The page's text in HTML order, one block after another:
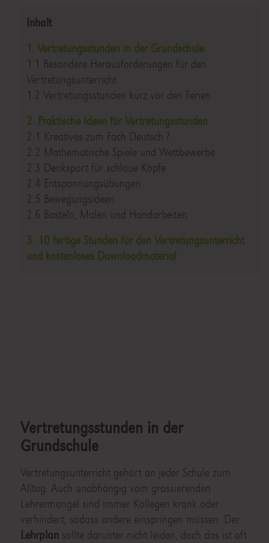
Inhalt
1. Vertretungsstunden in der Grundschule
1.1 Besondere Herausforderungen für den
Vertretungsunterricht
1.2 Vertretungsstunden kurz vor den Ferien
2. Praktische Ideen für Vertretungsstunden
2.1 Kreatives zum Fach Deutsch ?
2.2 Mathematische Spiele und Wettbewerbe
2.3 Denksport für schlaue Köpfe
2.4 Entspannungsübungen
2.5 Bewegungsideen
2.6 Basteln, Malen und Handarbeiten
3. 10 fertige Stunden für den Vertretungsunterricht
und kostenloses Downloadmaterial
Vertretungsstunden in der
Grundschule
Vertretungsunterricht gehört an jeder Schule zum
Alltag. Auch unabhängig vom grassierenden
Lehrermangel sind immer Kollegen krank oder
verhindert, sodass andere einspringen müssen. Der
Lehrplan sollte darunter nicht leiden, doch das ist oft